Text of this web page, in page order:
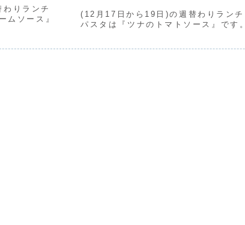
りランチ
ムソース』
(12月17日から19日)の週替わりランチ
パスタは『ツナのトマトソース』です。